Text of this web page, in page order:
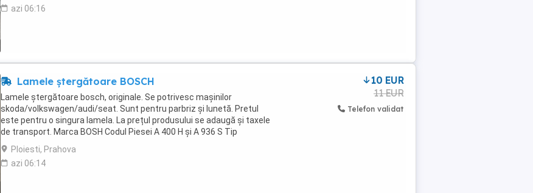
azi 06:16
Lamele ștergătoare BOSCH
Lamele ștergătoare bosch, originale. Se potrivesc mașinilor
skoda/volkswagen/audi/seat. Sunt pentru parbriz și lunetă. Pretul
este pentru o singura lamela. La prețul produsului se adaugă și taxele
de transport. Marca BOSH Codul Piesei A 400 H și A 936 S Tip
producator OEM (original) Stare Noua
Ploiesti, Prahova
azi 06:14
10 EUR
11 EUR
Telefon validat